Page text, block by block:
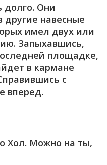
долго. Они
другие навесные
имел двух или
Запыхавшись,
площадке,
в кармане
с
вперед.
Хол. Можно на ты,